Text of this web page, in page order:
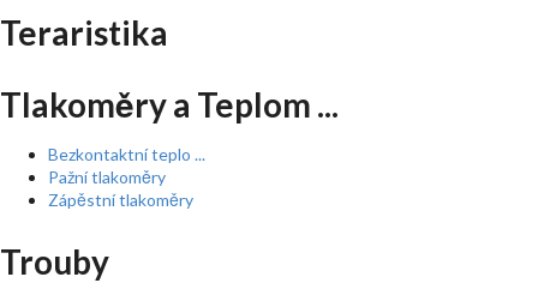
Teraristika
Tlakoměry a Teplom ...
Bezkontaktní teplo ...
Pažní tlakoměry
Zápěstní tlakoměry
Trouby